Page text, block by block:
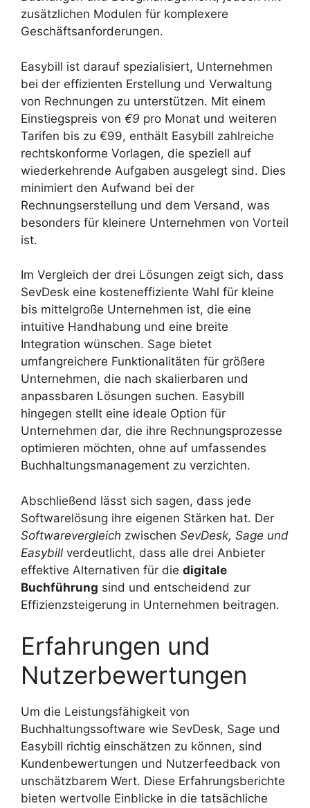
zusätzlichen Modulen für komplexere
Geschäftsanforderungen.
Easybill ist darauf spezialisiert, Unternehmen
bei der effizienten Erstellung und Verwaltung
von Rechnungen zu unterstützen. Mit einem
Einstiegspreis von €9 pro Monat und weiteren
Tarifen bis zu €99, enthält Easybill zahlreiche
rechtskonforme Vorlagen, die speziell auf
wiederkehrende Aufgaben ausgelegt sind. Dies
minimiert den Aufwand bei der
Rechnungserstellung und dem Versand, was
besonders für kleinere Unternehmen von Vorteil
ist.
Im Vergleich der drei Lösungen zeigt sich, dass
SevDesk eine kosteneffiziente Wahl für kleine
bis mittelgroße Unternehmen ist, die eine
intuitive Handhabung und eine breite
Integration wünschen. Sage bietet
umfangreichere Funktionalitäten für größere
Unternehmen, die nach skalierbaren und
anpassbaren Lösungen suchen. Easybill
hingegen stellt eine ideale Option für
Unternehmen dar, die ihre Rechnungsprozesse
optimieren möchten, ohne auf umfassendes
Buchhaltungsmanagement zu verzichten.
Abschließend lässt sich sagen, dass jede
Softwarelösung ihre eigenen Stärken hat. Der
Softwarevergleich zwischen SevDesk, Sage und
Easybill verdeutlicht, dass alle drei Anbieter
effektive Alternativen für die digitale
Buchführung sind und entscheidend zur
Effizienzsteigerung in Unternehmen beitragen.
Erfahrungen und
Nutzerbewertungen
Um die Leistungsfähigkeit von
Buchhaltungssoftware wie SevDesk, Sage und
Easybill richtig einschätzen zu können, sind
Kundenbewertungen und Nutzerfeedback von
unschätzbarem Wert. Diese Erfahrungsberichte
bieten wertvolle Einblicke in die tatsächliche